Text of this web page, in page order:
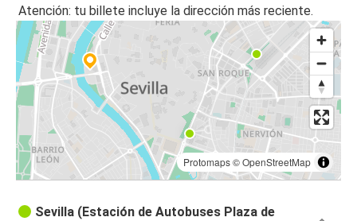
Atención: tu billete incluye la dirección más reciente.
Protomaps©OpenStreetMap
Sevilla (Estación de Autobuses Plaza de